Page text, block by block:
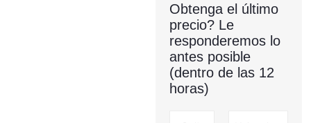
Obtenga el último
precio? Le
responderemos lo
antes posible
(dentro de las 12
horas)